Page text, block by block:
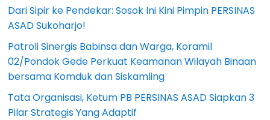
Dari Sipir ke Pendekar: Sosok Ini Kini Pimpin PERSINAS
ASAD Sukoharjo!
Patroli Sinergis Babinsa dan Warga, Koramil
02/Pondok Gede Perkuat Keamanan Wilayah Binaan
bersama Komduk dan Siskamling
Tata Organisasi, Ketum PB PERSINAS ASAD Siapkan 3
Pilar Strategis Yang Adaptif